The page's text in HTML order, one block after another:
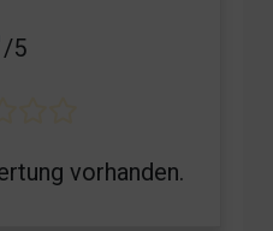
/5
vorhanden.